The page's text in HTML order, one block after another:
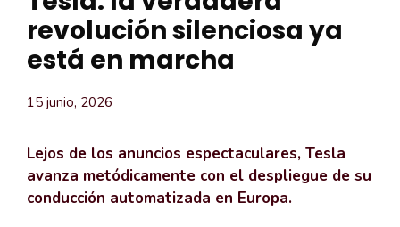
revolución silenciosa ya
está en marcha
15 junio, 2026
Lejos de los anuncios espectaculares, Tesla
avanza metódicamente con el despliegue de su
conducción automatizada en Europa.